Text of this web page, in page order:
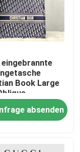
eingebrannte
Book Large
Canvas
absenden